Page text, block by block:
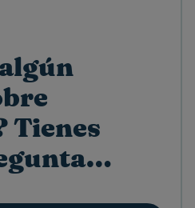
Tienes